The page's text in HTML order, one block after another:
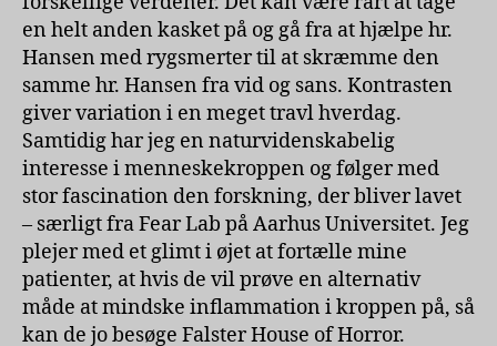
en helt anden kasket på og gå fra at hjælpe hr.
Hansen med rygsmerter til at skræmme den
samme hr. Hansen fra vid og sans. Kontrasten
giver variation i en meget travl hverdag.
Samtidig har jeg en naturvidenskabelig
interesse i menneskekroppen og følger med
stor fascination den forskning, der bliver lavet
– særligt fra Fear Lab på Aarhus Universitet. Jeg
plejer med et glimt i øjet at fortælle mine
patienter, at hvis de vil prøve en alternativ
måde at mindske inflammation i kroppen på, så
kan de jo besøge Falster House of Horror.